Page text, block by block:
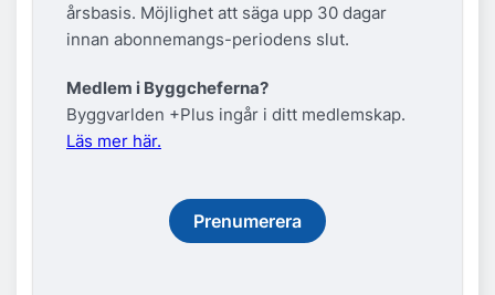
årsbasis. Möjlighet att säga upp 30 dagar
innan abonnemangs-periodens slut.
Medlem i Byggcheferna?
Byggvarlden +Plus ingår i ditt medlemskap.
Läs mer här.
Prenumerera